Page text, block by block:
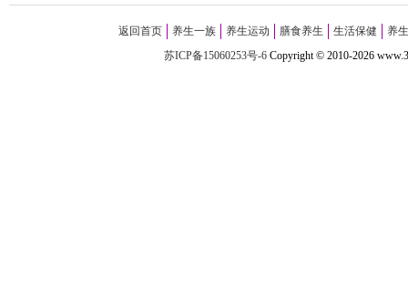
返回首页 养生一族 养生运动 膳食养生 生活保健
养
苏ICP备15060253号-6Copyright©2010-2026